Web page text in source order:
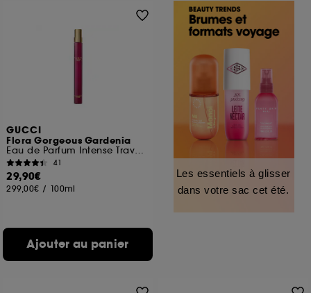
GUCCI
Flora Gorgeous Gardenia
Eau de Parfum Intense Travel size
41
29,90€
299,00€ / 100ml
Ajouter au panier
Les essentiels à glisser
dans votre sac cet été.